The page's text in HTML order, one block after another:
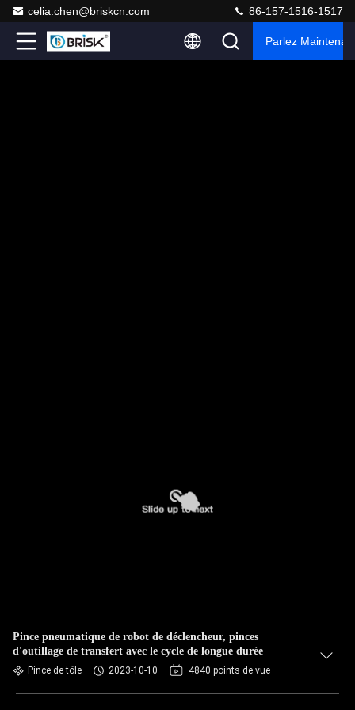
celia.chen@briskcn.com 86-157-1516-1517
Parlez
Pince pneumatique de robot de déclencheur, pinces
d'outillage de transfert avec le cycle de longue durée
Pince de tôle 2023-10-10 4840 points de vue